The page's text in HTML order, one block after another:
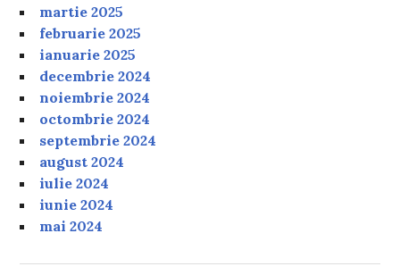
martie 2025
februarie 2025
ianuarie 2025
decembrie 2024
noiembrie 2024
octombrie 2024
septembrie 2024
august 2024
iulie 2024
iunie 2024
mai 2024